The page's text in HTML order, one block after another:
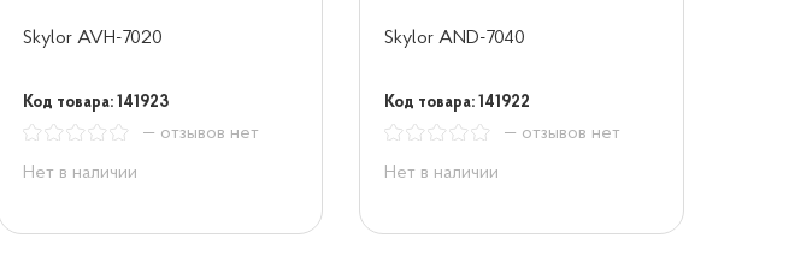
Skylor AVH-7020
Код товара: 141923
— отзывов нет
Нет в наличии
Skylor AND-7040
Код товара: 141922
— отзывов нет
Нет в наличии